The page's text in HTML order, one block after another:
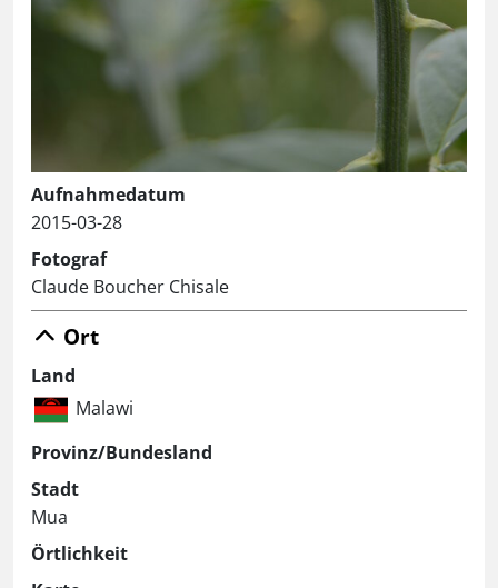
Aufnahmedatum
2015-03-28
Fotograf
Claude Boucher Chisale
Ort
Land
Malawi
Provinz/Bundesland
Stadt
Mua
Örtlichkeit